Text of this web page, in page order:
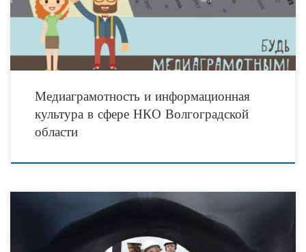
Медиаграмотность и информационная
культура в сфере НКО Волгоградской
области